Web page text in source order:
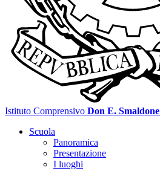
Istituto Comprensivo Don E. Smaldone
Scuola
Panoramica
Presentazione
I luoghi